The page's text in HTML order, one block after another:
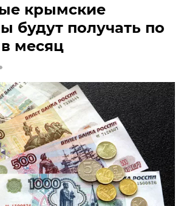
крымские
будут получать по
месяц